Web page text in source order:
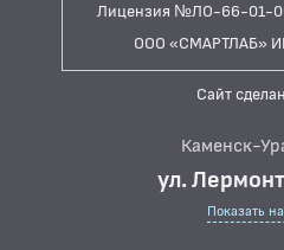
Лицензия №ЛО-66-01-
ООО «СМАРТЛАБ»
Сайт
Каменск-
ул.
Показать